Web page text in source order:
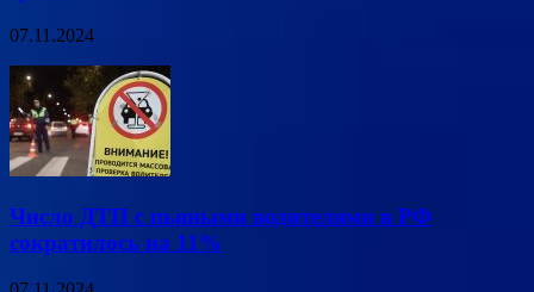
07.11.2024
Число ДТП с пьяными водителями в РФ
сократилось на 11%